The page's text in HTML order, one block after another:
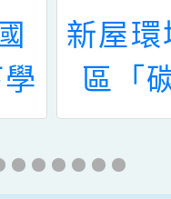
新屋
區「
館」
程